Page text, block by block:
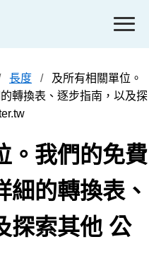
長度
及所有相關單位。
轉換表、逐步指南，以及探
。我們的免費
細的轉換表、
探索其他 公